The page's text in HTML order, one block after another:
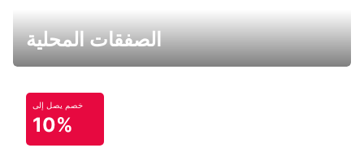
الصفقات المحلية
خصم يصل إلى
10%